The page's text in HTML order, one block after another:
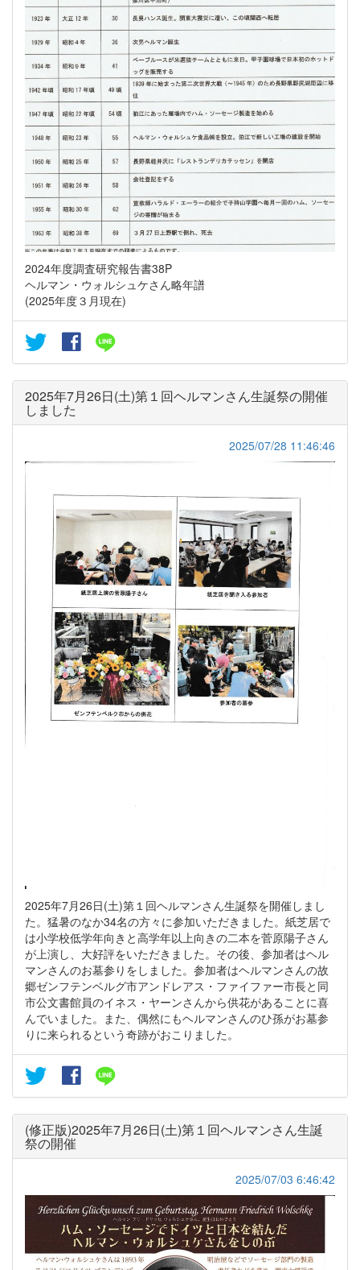
2024年度調査研究報告書38P
ヘルマン・ウォルシュケさん略年譜
(2025年度３月現在)
2025年7月26日(土)第１回ヘルマンさん生誕祭の開催
しました
2025/07/28 11:46:46
2025年7月26日(土)第１回ヘルマンさん生誕祭を開催しまし
た。猛暑のなか34名の方々に参加いただきました。紙芝居で
は小学校低学年向きと高学年以上向きの二本を菅原陽子さん
が上演し、大好評をいただきました。その後、参加者はヘル
マンさんのお墓参りをしました。参加者はヘルマンさんの故
郷ゼンフテンベルグ市アンドレアス・ファイファー市長と同
市公文書館員のイネス・ヤーンさんから供花があることに喜
んでいました。また、偶然にもヘルマンさんのひ孫がお墓参
りに来られるという奇跡がおこりました。
(修正版)2025年7月26日(土)第１回ヘルマンさん生誕
祭の開催
2025/07/03 6:46:42